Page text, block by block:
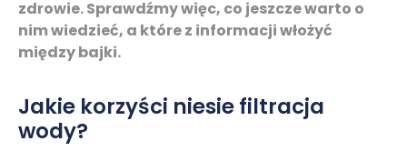
zdrowie. Sprawdźmy więc, co jeszcze warto o
nim wiedzieć, a które z informacji włożyć
między bajki.
Jakie korzyści niesie filtracja
wody?